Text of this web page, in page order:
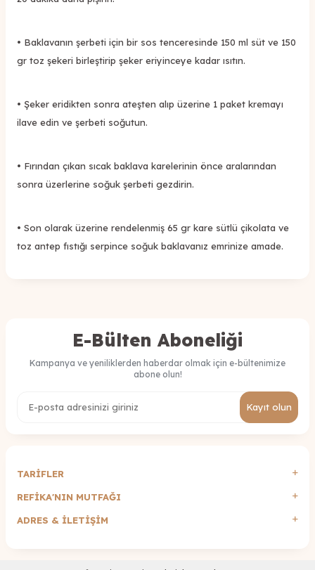
• Baklavanın şerbeti için bir sos tenceresinde 150 ml süt ve 150
gr toz şekeri birleştirip şeker eriyinceye kadar ısıtın.
• Şeker eridikten sonra ateşten alıp üzerine 1 paket kremayı
ilave edin ve şerbeti soğutun.
• Fırından çıkan sıcak baklava karelerinin önce aralarından
sonra üzerlerine soğuk şerbeti gezdirin.
• Son olarak üzerine rendelenmiş 65 gr kare sütlü çikolata ve
toz antep fıstığı serpince soğuk baklavanız emrinize amade.
E-Bülten Aboneliği
Kampanya ve yeniliklerden haberdar olmak için e-bültenimize
abone olun!
Kayıt olun
TARİFLER
REFİKA'NIN MUTFAĞI
ADRES & İLETIŞIM